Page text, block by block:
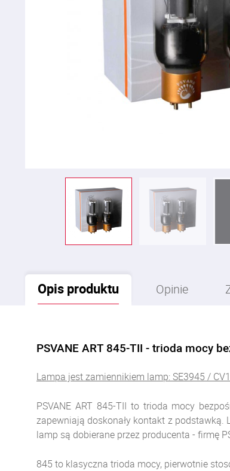
Opis produktu Opinie
PSVANE ART 845-TII - trioda mocy
Lampa jest zamiennikiem lamp: SE3945 /
PSVANE ART 845-TII to trioda mocy
zapewniają doskonały kontakt z
lamp są dobierane przez producenta - firmę
845 to klasyczna trioda mocy, pierwotnie